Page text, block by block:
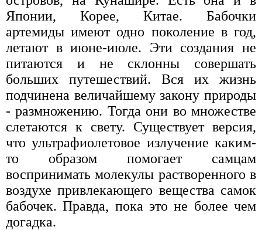
Японии, Корее, Китае. Бабочки
артемиды имеют одно поколение в год,
летают в июне-июле. Эти создания не
питаются и не склонны совершать
больших путешествий. Вся их жизнь
подчинена величайшему закону природы
- размножению. Тогда они во множестве
слетаются к свету. Существует версия,
что ультрафиолетовое излучение каким-
то образом помогает самцам
воспринимать молекулы растворенного в
воздухе привлекающего вещества самок
бабочек. Правда, пока это не более чем
догадка.